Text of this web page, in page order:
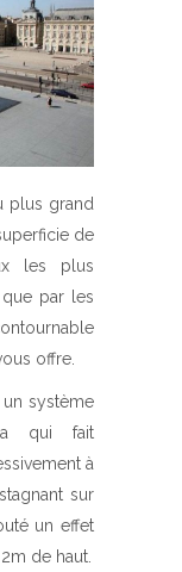
plus grand
de
les plus
par les
offre.
un système
qui fait
à
sur
un effet
de haut.